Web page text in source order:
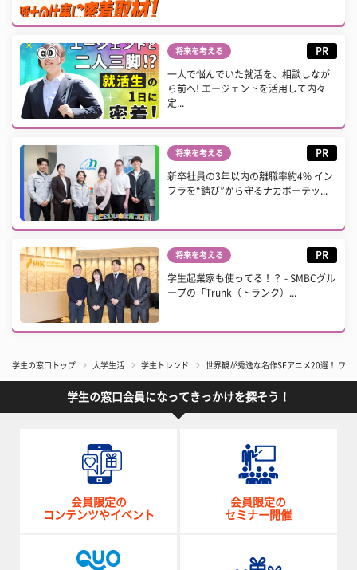
将来を考える PR
一人で悩んでいた就活を、相談しなが
ら前へ! エージェントを活用して内々
定...
将来を考える PR
新卒社員の3年以内の離職率約4% イン
フラを“錆び”から守るナカボーテッ...
将来を考える PR
学生起業家も使ってる！？ - SMBCグル
ープの「Trunk（トランク）...
学生の窓口トップ 大学生活 学生トレンド 世界観が秀逸な名作SFアニメ20選！ ワク
学生の窓口会員になってきっかけを探そう！
会員限定の
コンテンツやイベント
会員限定の
セミナー開催